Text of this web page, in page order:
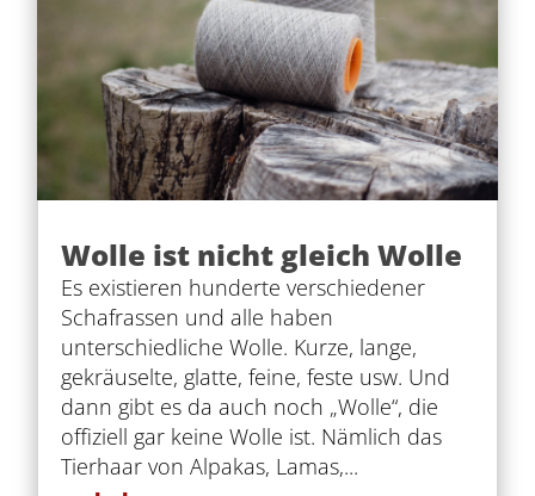
Wolle ist nicht gleich Wolle
Es existieren hunderte verschiedener
Schafrassen und alle haben
unterschiedliche Wolle. Kurze, lange,
gekräuselte, glatte, feine, feste usw. Und
dann gibt es da auch noch „Wolle“, die
offiziell gar keine Wolle ist. Nämlich das
Tierhaar von Alpakas, Lamas,...